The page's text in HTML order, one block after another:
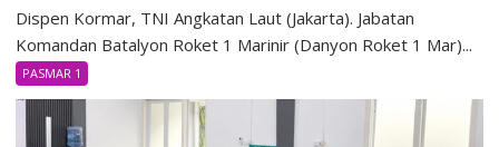
Dispen Kormar, TNI Angkatan Laut (Jakarta). Jabatan
Komandan Batalyon Roket 1 Marinir (Danyon Roket 1 Mar)...
PASMAR 1